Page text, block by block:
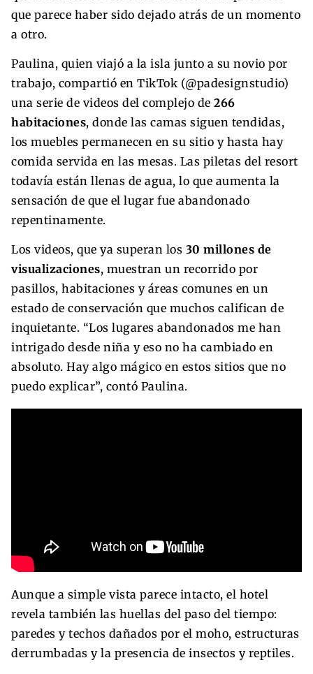
que parece haber sido dejado atrás de un momento
a otro.
Paulina, quien viajó a la isla junto a su novio por
trabajo, compartió en TikTok (@padesignstudio)
una serie de videos del complejo de 266
habitaciones, donde las camas siguen tendidas,
los muebles permanecen en su sitio y hasta hay
comida servida en las mesas. Las piletas del resort
todavía están llenas de agua, lo que aumenta la
sensación de que el lugar fue abandonado
repentinamente.
Los videos, que ya superan los 30 millones de
visualizaciones, muestran un recorrido por
pasillos, habitaciones y áreas comunes en un
estado de conservación que muchos califican de
inquietante. “Los lugares abandonados me han
intrigado desde niña y eso no ha cambiado en
absoluto. Hay algo mágico en estos sitios que no
puedo explicar”, contó Paulina.
Aunque a simple vista parece intacto, el hotel
revela también las huellas del paso del tiempo:
paredes y techos dañados por el moho, estructuras
derrumbadas y la presencia de insectos y reptiles.